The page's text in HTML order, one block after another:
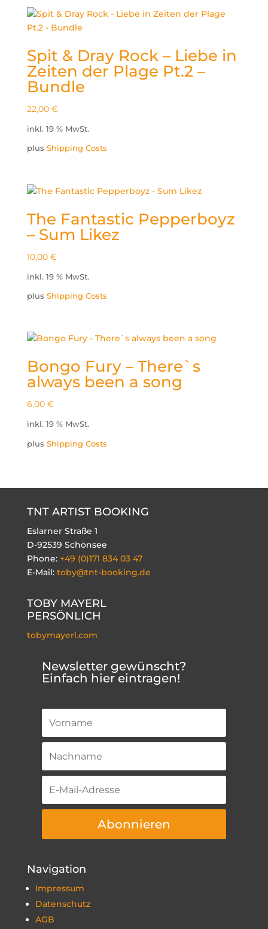
Spit & Dray Rock – Liebe in
Zeiten der Plage Pt.2 –
Bundle
22,00 €
inkl. 19 % MwSt.
plus Shipping Costs
The Fantastic Pepperboyz
– Sum Likez
10,00 €
inkl. 19 % MwSt.
plus Shipping Costs
Bongo Fury – There`s
always been a song
6,00 €
inkl. 19 % MwSt.
plus Shipping Costs
TNT ARTIST BOOKING
Eslarner Straße 1
D-92539 Schönsee
Phone: +49 (0)171 834 03 47
E-Mail: toby@tnt-booking.de
TOBY MAYERL
PERSÖNLICH
tobymayerl.com
Newsletter gewünscht?
Einfach hier eintragen!
Abonnieren
Navigation
Impressum
Datenschutz
AGB